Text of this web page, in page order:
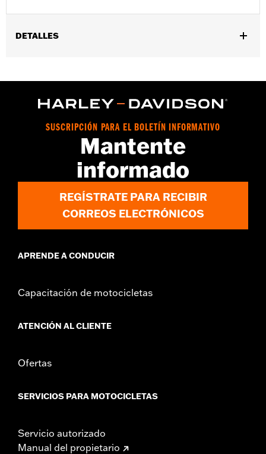
DETALLES
posteriores), Street Glide®(excepto FLHXSE 2023 y posteriores
y FLHX 2024 y posteriores ), Ultra Limited™ y Tri Glide™.
vinRequerido:false
1 year limited warranty – Go to
for full details
SUSCRIPCIÓN PARA EL BOLETÍN INFORMATIVO
Mantente
informado
REGÍSTRATE PARA RECIBIR
CORREOS ELECTRÓNICOS
APRENDE A CONDUCIR
Capacitación de motocicletas
ATENCIÓN AL CLIENTE
Ofertas
SERVICIOS PARA MOTOCICLETAS
Servicio autorizado
Manual del propietario